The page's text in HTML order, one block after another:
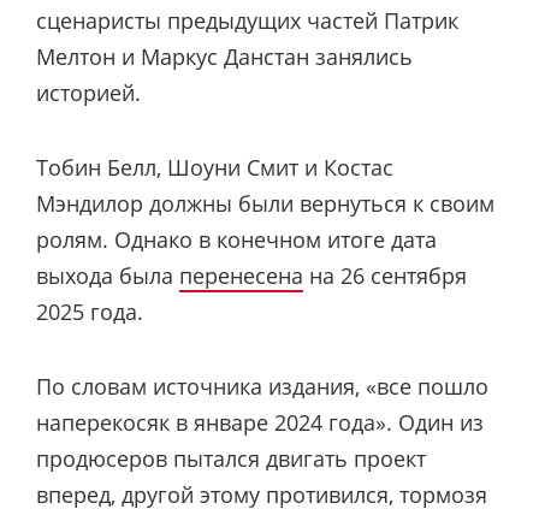
сценаристы предыдущих частей Патрик
Мелтон и Маркус Данстан занялись
историей.
Тобин Белл, Шоуни Смит и Костас
Мэндилор должны были вернуться к своим
ролям. Однако в конечном итоге дата
выхода была перенесена на 26 сентября
2025 года.
По словам источника издания, «все пошло
наперекосяк в январе 2024 года». Один из
продюсеров пытался двигать проект
вперед, другой этому противился, тормозя